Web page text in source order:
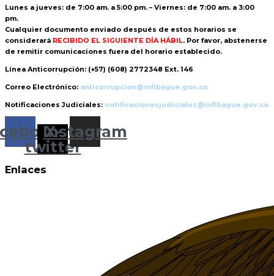
Lunes a jueves: de 7:00 am. a 5:00 pm. – Viernes: de 7:00 am. a 3:00
pm.
Cualquier documento enviado después de estos horarios se
considerará RECIBIDO EL SIGUIENTE DÍA HÁBIL. Por favor, abstenerse
de remitir comunicaciones fuera del horario establecido.
Línea Anticorrupción: (+57) (608) 2772348 Ext. 146
Correo Electrónico: anticorrupcion@infibague.gov.co
Notificaciones Judiciales: notificacionesjudiciales@infibague.gov.co
X-
twitter
Instagram
Enlaces